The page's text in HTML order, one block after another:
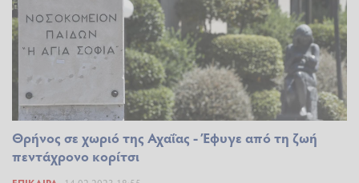
Θρήνος σε χωριό της Αχαΐας - Έφυγε από τη ζωή
πεντάχρονο κορίτσι